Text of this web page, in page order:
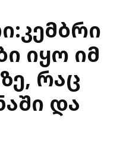
იყო იმ
რაც
და